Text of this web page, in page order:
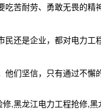
苦耐劳、勇敢无畏的
还是企业，都对电力
们坚信，只有通过不
,黑龙江电力工程抢修,